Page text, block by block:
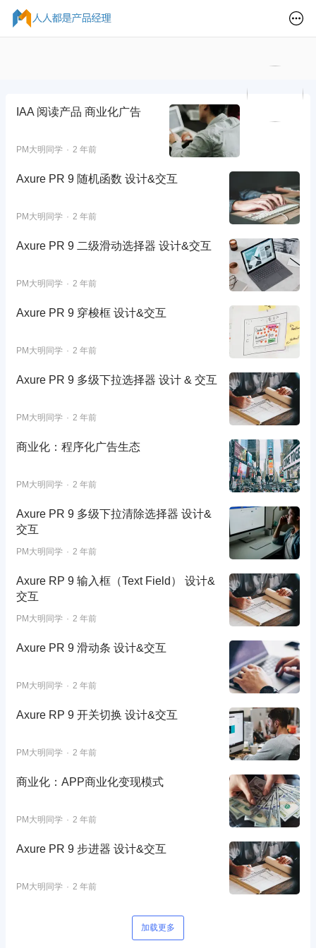
IAA 阅读产品 商业化广告
PM大明同学 2 年前
Axure PR 9 随机函数 设计&交互
PM大明同学 2 年前
Axure PR 9 二级滑动选择器 设计&交互
PM大明同学 2 年前
Axure PR 9 穿梭框 设计&交互
PM大明同学 2 年前
Axure PR 9 多级下拉​选择器 设计 & 交互
PM大明同学 2 年前
商业化：程序化广告生态
PM大明同学 2 年前
Axure PR 9 多级下拉清除选择器 设计&
交互
PM大明同学 2 年前
Axure RP 9 输入框（Text Field） 设计&
交互
PM大明同学 2 年前
Axure PR 9 滑动条 设计&交互
PM大明同学 2 年前
Axure RP 9 开关切换 设计&交互
PM大明同学 2 年前
商业化：APP商业化变现模式
PM大明同学 2 年前
Axure PR 9 步进器 设计&交互
PM大明同学 2 年前
加载更多